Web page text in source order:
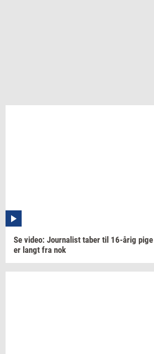
Se video: Jour­na­list taber til 16-årig
er langt fra nok